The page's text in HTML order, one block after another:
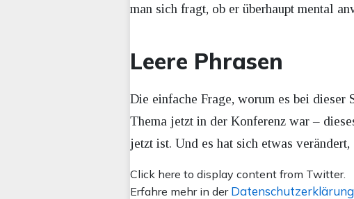
man sich fragt, ob er überhaupt mental
Leere Phrasen
Die einfache Frage, worum es bei dieser
Thema jetzt in der Konferenz war –
jetzt ist. Und es hat sich etwas
Inhalt
von
Click here to display content from Twitter.
Erfahre mehr in der